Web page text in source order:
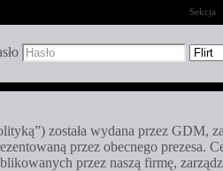
Sekcja
została wydana przez GDM,
przez obecnego
przez naszą firmę,